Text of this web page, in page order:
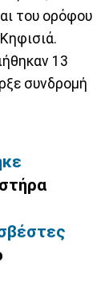
του ορόφου
13
συνδρομή